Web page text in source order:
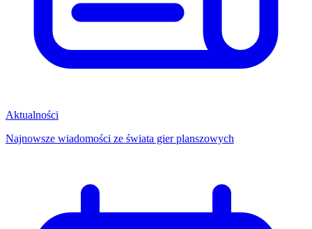
Aktualności
Najnowsze wiadomości ze świata gier planszowych